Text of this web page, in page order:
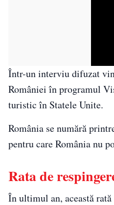
Într-un interviu difuzat
României în programul
turistic în Statele Unite.
România se numără
pentru care România nu
Rata de
În ultimul an, această